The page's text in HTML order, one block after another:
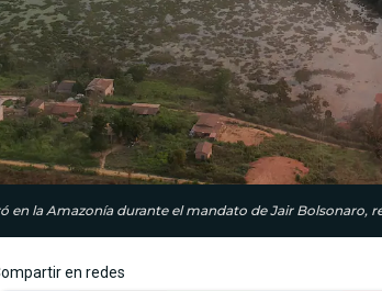
en la Amazonía durante el mandato de Jair Bolsonaro,
en redes